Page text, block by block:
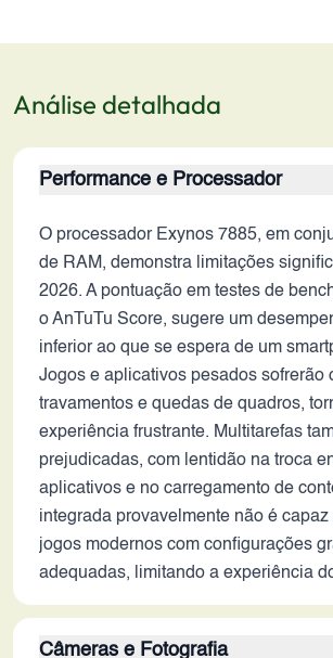
Análise detalhada
Performance e Processador
O processador Exynos 7885, em
de RAM, demonstra limitações
2026. A pontuação em testes de
o AnTuTu Score, sugere um
inferior ao que se espera de um
Jogos e aplicativos pesados sofrerão
travamentos e quedas de quadros,
experiência frustrante. Multitarefas
prejudicadas, com lentidão na troca
aplicativos e no carregamento de
integrada provavelmente não é capaz
jogos modernos com configurações
adequadas, limitando a experiência
Câmeras e Fotografia